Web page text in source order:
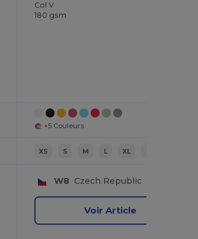
Col V
180 gsm
+5 Couleurs
XS S M L XL
W8 Czech Republic
Voir Article